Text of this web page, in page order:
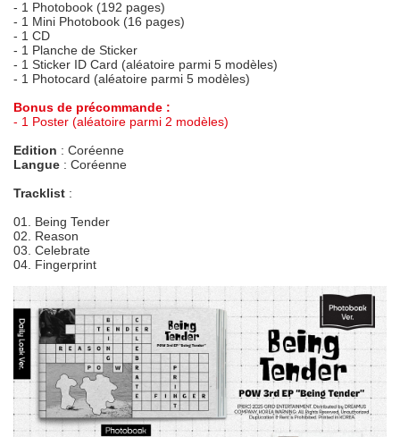
- 1 Photobook (192 pages)
- 1 Mini Photobook (16 pages)
- 1 CD
- 1 Planche de Sticker
- 1 Sticker ID Card (aléatoire parmi 5 modèles)
- 1 Photocard (aléatoire parmi 5 modèles)
Bonus de précommande :
- 1 Poster (aléatoire parmi 2 modèles)
Edition : Coréenne
Langue : Coréenne
Tracklist :
01. Being Tender
02. Reason
03. Celebrate
04. Fingerprint